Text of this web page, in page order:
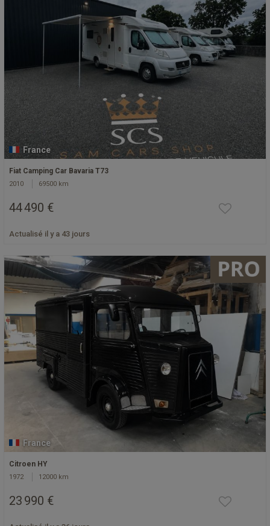
France
Fiat Camping Car Bavaria T73
2010 69500 km
44 490 €
Actualisé il y a 43 jours
France
Citroen HY
1972 12000 km
23 990 €